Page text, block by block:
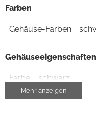
Farben
Gehäuse-Farben
Gehäuseeigenschaften
Farbe schwarz
Mehr anzeigen